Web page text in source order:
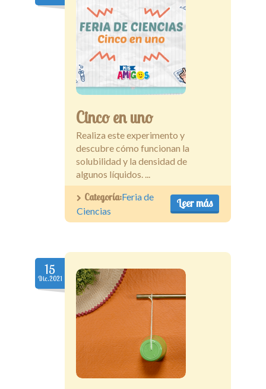
Cinco en uno
Realiza este experimento y
descubre cómo funcionan la
solubilidad y la densidad de
algunos líquidos. ...
Leer más
Categoría:Feria de
Ciencias
15
Dic.2021